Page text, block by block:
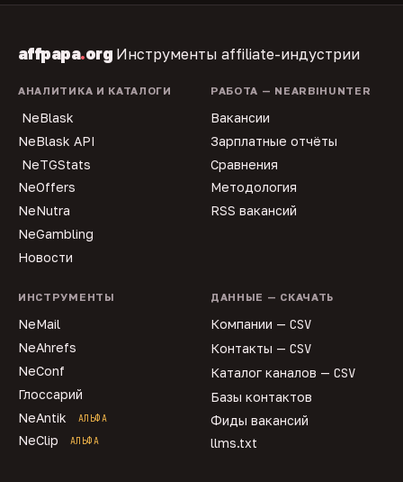
affpapa.org Инструменты affiliate-индустрии
АНАЛИТИКА И КАТАЛОГИ
NeBlask
NeBlask API
NeTGStats
NeOffers
NeNutra
NeGambling
Новости
РАБОТА — NEARBIHUNTER
Вакансии
Зарплатные отчёты
Сравнения
Методология
RSS вакансий
ИНСТРУМЕНТЫ
NeMail
NeAhrefs
NeConf
Глоссарий
NeAntik
АЛЬФА
NeClip АЛЬФА
ДАННЫЕ — СКАЧАТЬ
Компании — CSV
Контакты — CSV
Каталог каналов — CSV
Базы контактов
Фиды вакансий
llms.txt